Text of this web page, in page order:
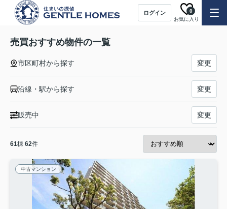
ログイン
お気に入り
0
売買おすすめ物件の一覧
市区町村から探す 変更
沿線・駅から探す 変更
販売中 変更
61棟 62件
中古マンション